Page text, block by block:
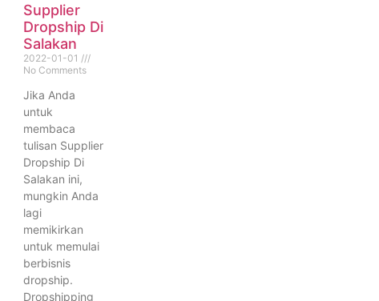
Supplier
Dropship Di
Salakan
2022-01-01
No Comments
Jika Anda
untuk
membaca
tulisan Supplier
Dropship Di
Salakan ini,
mungkin Anda
lagi
memikirkan
untuk memulai
berbisnis
dropship.
Dropshipping